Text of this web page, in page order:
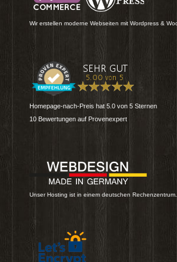
Wir erstellen moderne Webseiten mit Wordpress &
Homepage-nach-Preis hat 5.0 von 5 Sternen
10 Bewertungen auf Provenexpert
Unser Hosting ist in einem deutschen Rechenzentrum.